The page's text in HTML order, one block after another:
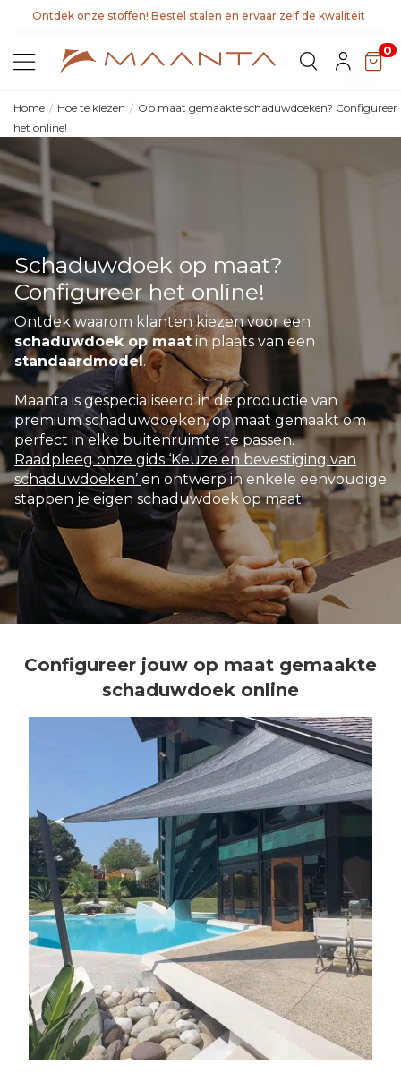
0
Home Hoe te kiezen
Op maat gemaakte schaduwdoeken? Configureer
het online!
Schaduwdoek op maat?
Configureer het online!
Ontdek waarom klanten kiezen voor een
schaduwdoek op maatin plaats van een
standaardmodel.
Maanta is gespecialiseerd in de productie van
premium schaduwdoeken, op maat gemaakt om
perfect in elke buitenruimte te passen.
Raadpleeg onze gids ‘Keuze en bevestiging van
schaduwdoeken’ en ontwerp in enkele eenvoudige
stappen je eigen schaduwdoek op maat!
Configureer jouw op maat gemaakte
schaduwdoek online